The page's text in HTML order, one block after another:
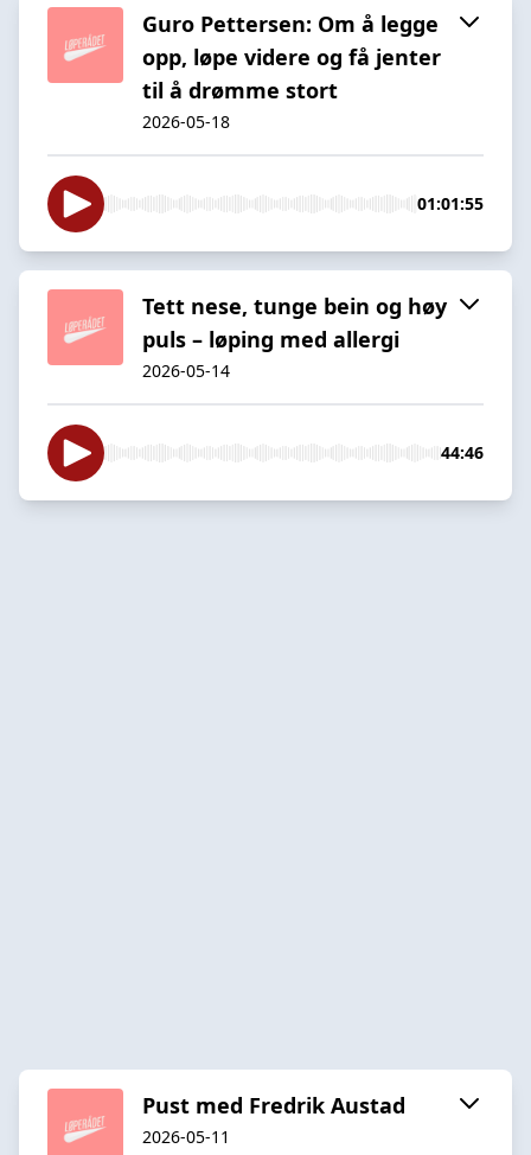
Guro Pettersen: Om å legge
opp, løpe videre og få jenter
til å drømme stort
2026-05-18
01:01:55
Tett nese, tunge bein og høy
puls – løping med allergi
2026-05-14
44:46
Pust med Fredrik Austad
2026-05-11